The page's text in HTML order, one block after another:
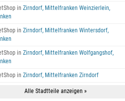
in Zirndorf, Mittelfranken Weinzierlein,
in Zirndorf, Mittelfranken Wintersdorf,
in Zirndorf, Mittelfranken Wolfgangshof,
in Zirndorf, Mittelfranken Zirndorf
Alle Stadtteile anzeigen »